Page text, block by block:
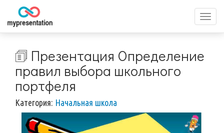
меню
🗊 Презентация Определение
правил выбора школьного
портфеля
Категория: Начальная школа